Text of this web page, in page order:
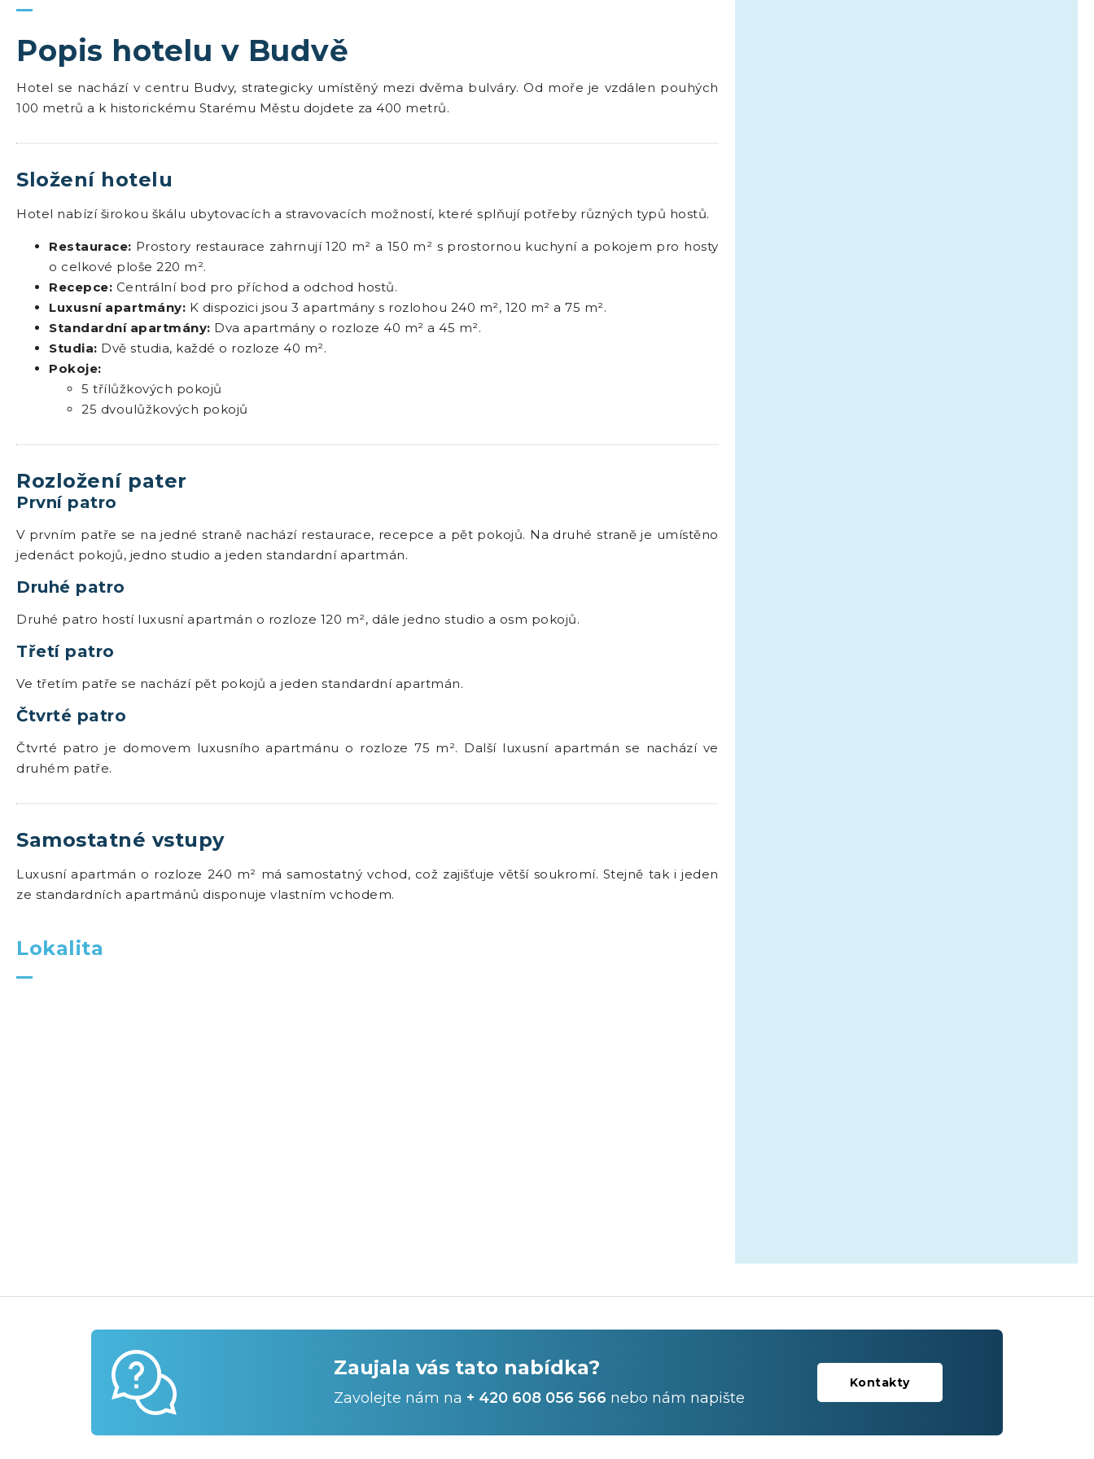
Popis hotelu v Budvě
Hotel se nachází v centru Budvy, strategicky umístěný mezi dvěma bulváry. Od moře je vzdálen pouhých
100 metrů a k historickému Starému Městu dojdete za 400 metrů.
Složení hotelu
Hotel nabízí širokou škálu ubytovacích a stravovacích možností, které splňují potřeby různých typů hostů.
Restaurace: Prostory restaurace zahrnují 120 m² a 150 m² s prostornou kuchyní a pokojem pro hosty
o celkové ploše 220 m².
Recepce: Centrální bod pro příchod a odchod hostů.
Luxusní apartmány: K dispozici jsou 3 apartmány s rozlohou 240 m², 120 m² a 75 m².
Standardní apartmány: Dva apartmány o rozloze 40 m² a 45 m².
Studia: Dvě studia, každé o rozloze 40 m².
Pokoje:
5 třílůžkových pokojů
25 dvoulůžkových pokojů
Rozložení pater
První patro
V prvním patře se na jedné straně nachází restaurace, recepce a pět pokojů. Na druhé straně je umístěno
jedenáct pokojů, jedno studio a jeden standardní apartmán.
Druhé patro
Druhé patro hostí luxusní apartmán o rozloze 120 m², dále jedno studio a osm pokojů.
Třetí patro
Ve třetím patře se nachází pět pokojů a jeden standardní apartmán.
Čtvrté patro
Čtvrté patro je domovem luxusního apartmánu o rozloze 75 m². Další luxusní apartmán se nachází ve
druhém patře.
Samostatné vstupy
Luxusní apartmán o rozloze 240 m² má samostatný vchod, což zajišťuje větší soukromí. Stejně tak i jeden
ze standardních apartmánů disponuje vlastním vchodem.
Lokalita
Zaujala vás tato nabídka?
Zavolejte nám na + 420 608 056 566 nebo nám napište
Kontakty